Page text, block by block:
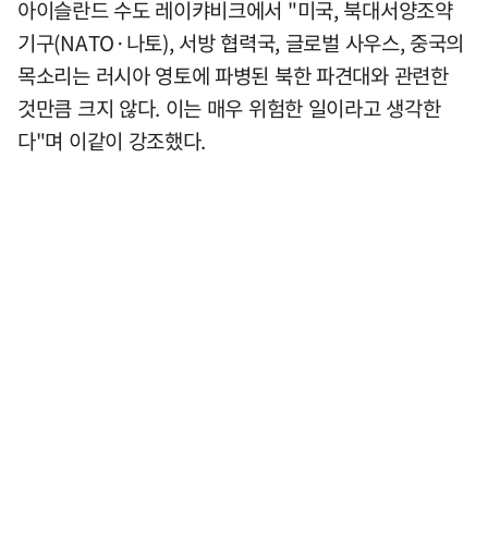
아이슬란드 수도 레이캬비크에서 "미국, 북대서양조약
기구(NATO·나토), 서방 협력국, 글로벌 사우스, 중국의
목소리는 러시아 영토에 파병된 북한 파견대와 관련한
것만큼 크지 않다. 이는 매우 위험한 일이라고 생각한
다"며 이같이 강조했다.